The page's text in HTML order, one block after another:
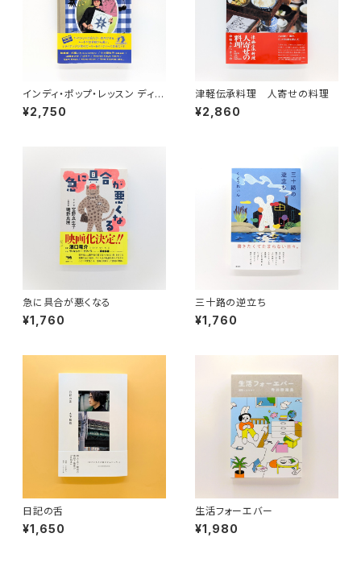
インディ・ポップ・レッスン ディス
クガイド
¥2,750
津軽伝承料理 人寄せの料理
¥2,860
急に具合が悪くなる
¥1,760
三十路の逆立ち
¥1,760
日記の舌
¥1,650
生活フォーエバー
¥1,980